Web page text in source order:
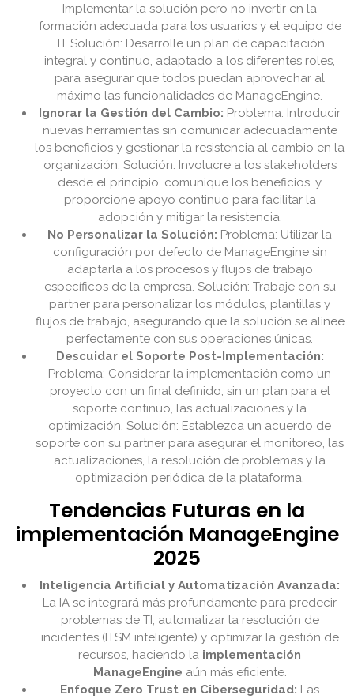
Implementar la solución pero no invertir en la
formación adecuada para los usuarios y el equipo de
TI. Solución: Desarrolle un plan de capacitación
integral y continuo, adaptado a los diferentes roles,
para asegurar que todos puedan aprovechar al
máximo las funcionalidades de ManageEngine.
Ignorar la Gestión del Cambio: Problema: Introducir
nuevas herramientas sin comunicar adecuadamente
los beneficios y gestionar la resistencia al cambio en la
organización. Solución: Involucre a los stakeholders
desde el principio, comunique los beneficios, y
proporcione apoyo continuo para facilitar la
adopción y mitigar la resistencia.
No Personalizar la Solución: Problema: Utilizar la
configuración por defecto de ManageEngine sin
adaptarla a los procesos y flujos de trabajo
específicos de la empresa. Solución: Trabaje con su
partner para personalizar los módulos, plantillas y
flujos de trabajo, asegurando que la solución se alinee
perfectamente con sus operaciones únicas.
Descuidar el Soporte Post-Implementación:
Problema: Considerar la implementación como un
proyecto con un final definido, sin un plan para el
soporte continuo, las actualizaciones y la
optimización. Solución: Establezca un acuerdo de
soporte con su partner para asegurar el monitoreo, las
actualizaciones, la resolución de problemas y la
optimización periódica de la plataforma.
Tendencias Futuras en la
implementación ManageEngine
2025
Inteligencia Artificial y Automatización Avanzada:
La IA se integrará más profundamente para predecir
problemas de TI, automatizar la resolución de
incidentes (ITSM inteligente) y optimizar la gestión de
recursos, haciendo la implementación
ManageEngine aún más eficiente.
Enfoque Zero Trust en Ciberseguridad: Las